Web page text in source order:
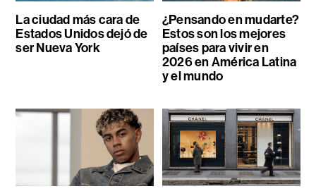
La ciudad más cara de
Estados Unidos dejó de
ser Nueva York
¿Pensando en mudarte?
Estos son los mejores
países para vivir en
2026 en América Latina
y el mundo